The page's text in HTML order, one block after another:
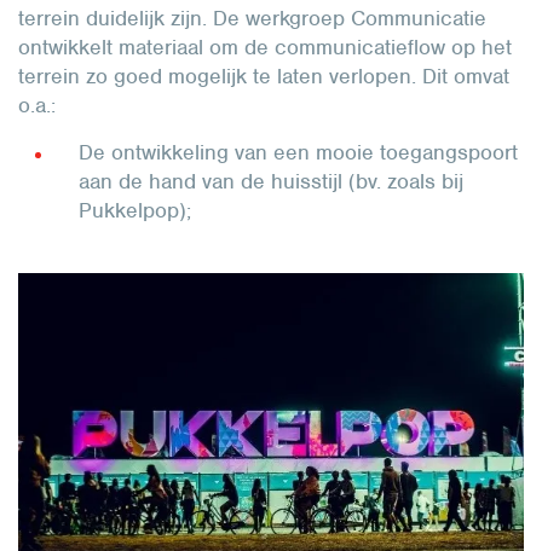
terrein duidelijk zijn. De werkgroep Communicatie
ontwikkelt materiaal om de communicatieflow op het
terrein zo goed mogelijk te laten verlopen. Dit omvat
o.a.:
De ontwikkeling van een mooie toegangspoort
aan de hand van de huisstijl (bv. zoals bij
Pukkelpop);